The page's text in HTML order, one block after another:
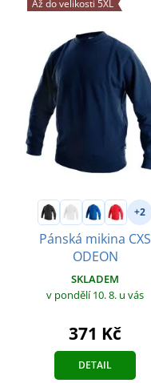
Až do velikosti 5XL
+2
Pánská mikina CXS
ODEON
SKLADEM
v pondělí 10. 8. u vás
371 Kč
DETAIL